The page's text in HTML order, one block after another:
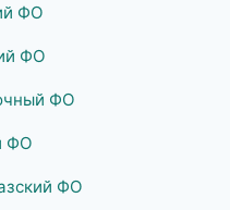
ФО
ФО
ФО
ФО
ФО